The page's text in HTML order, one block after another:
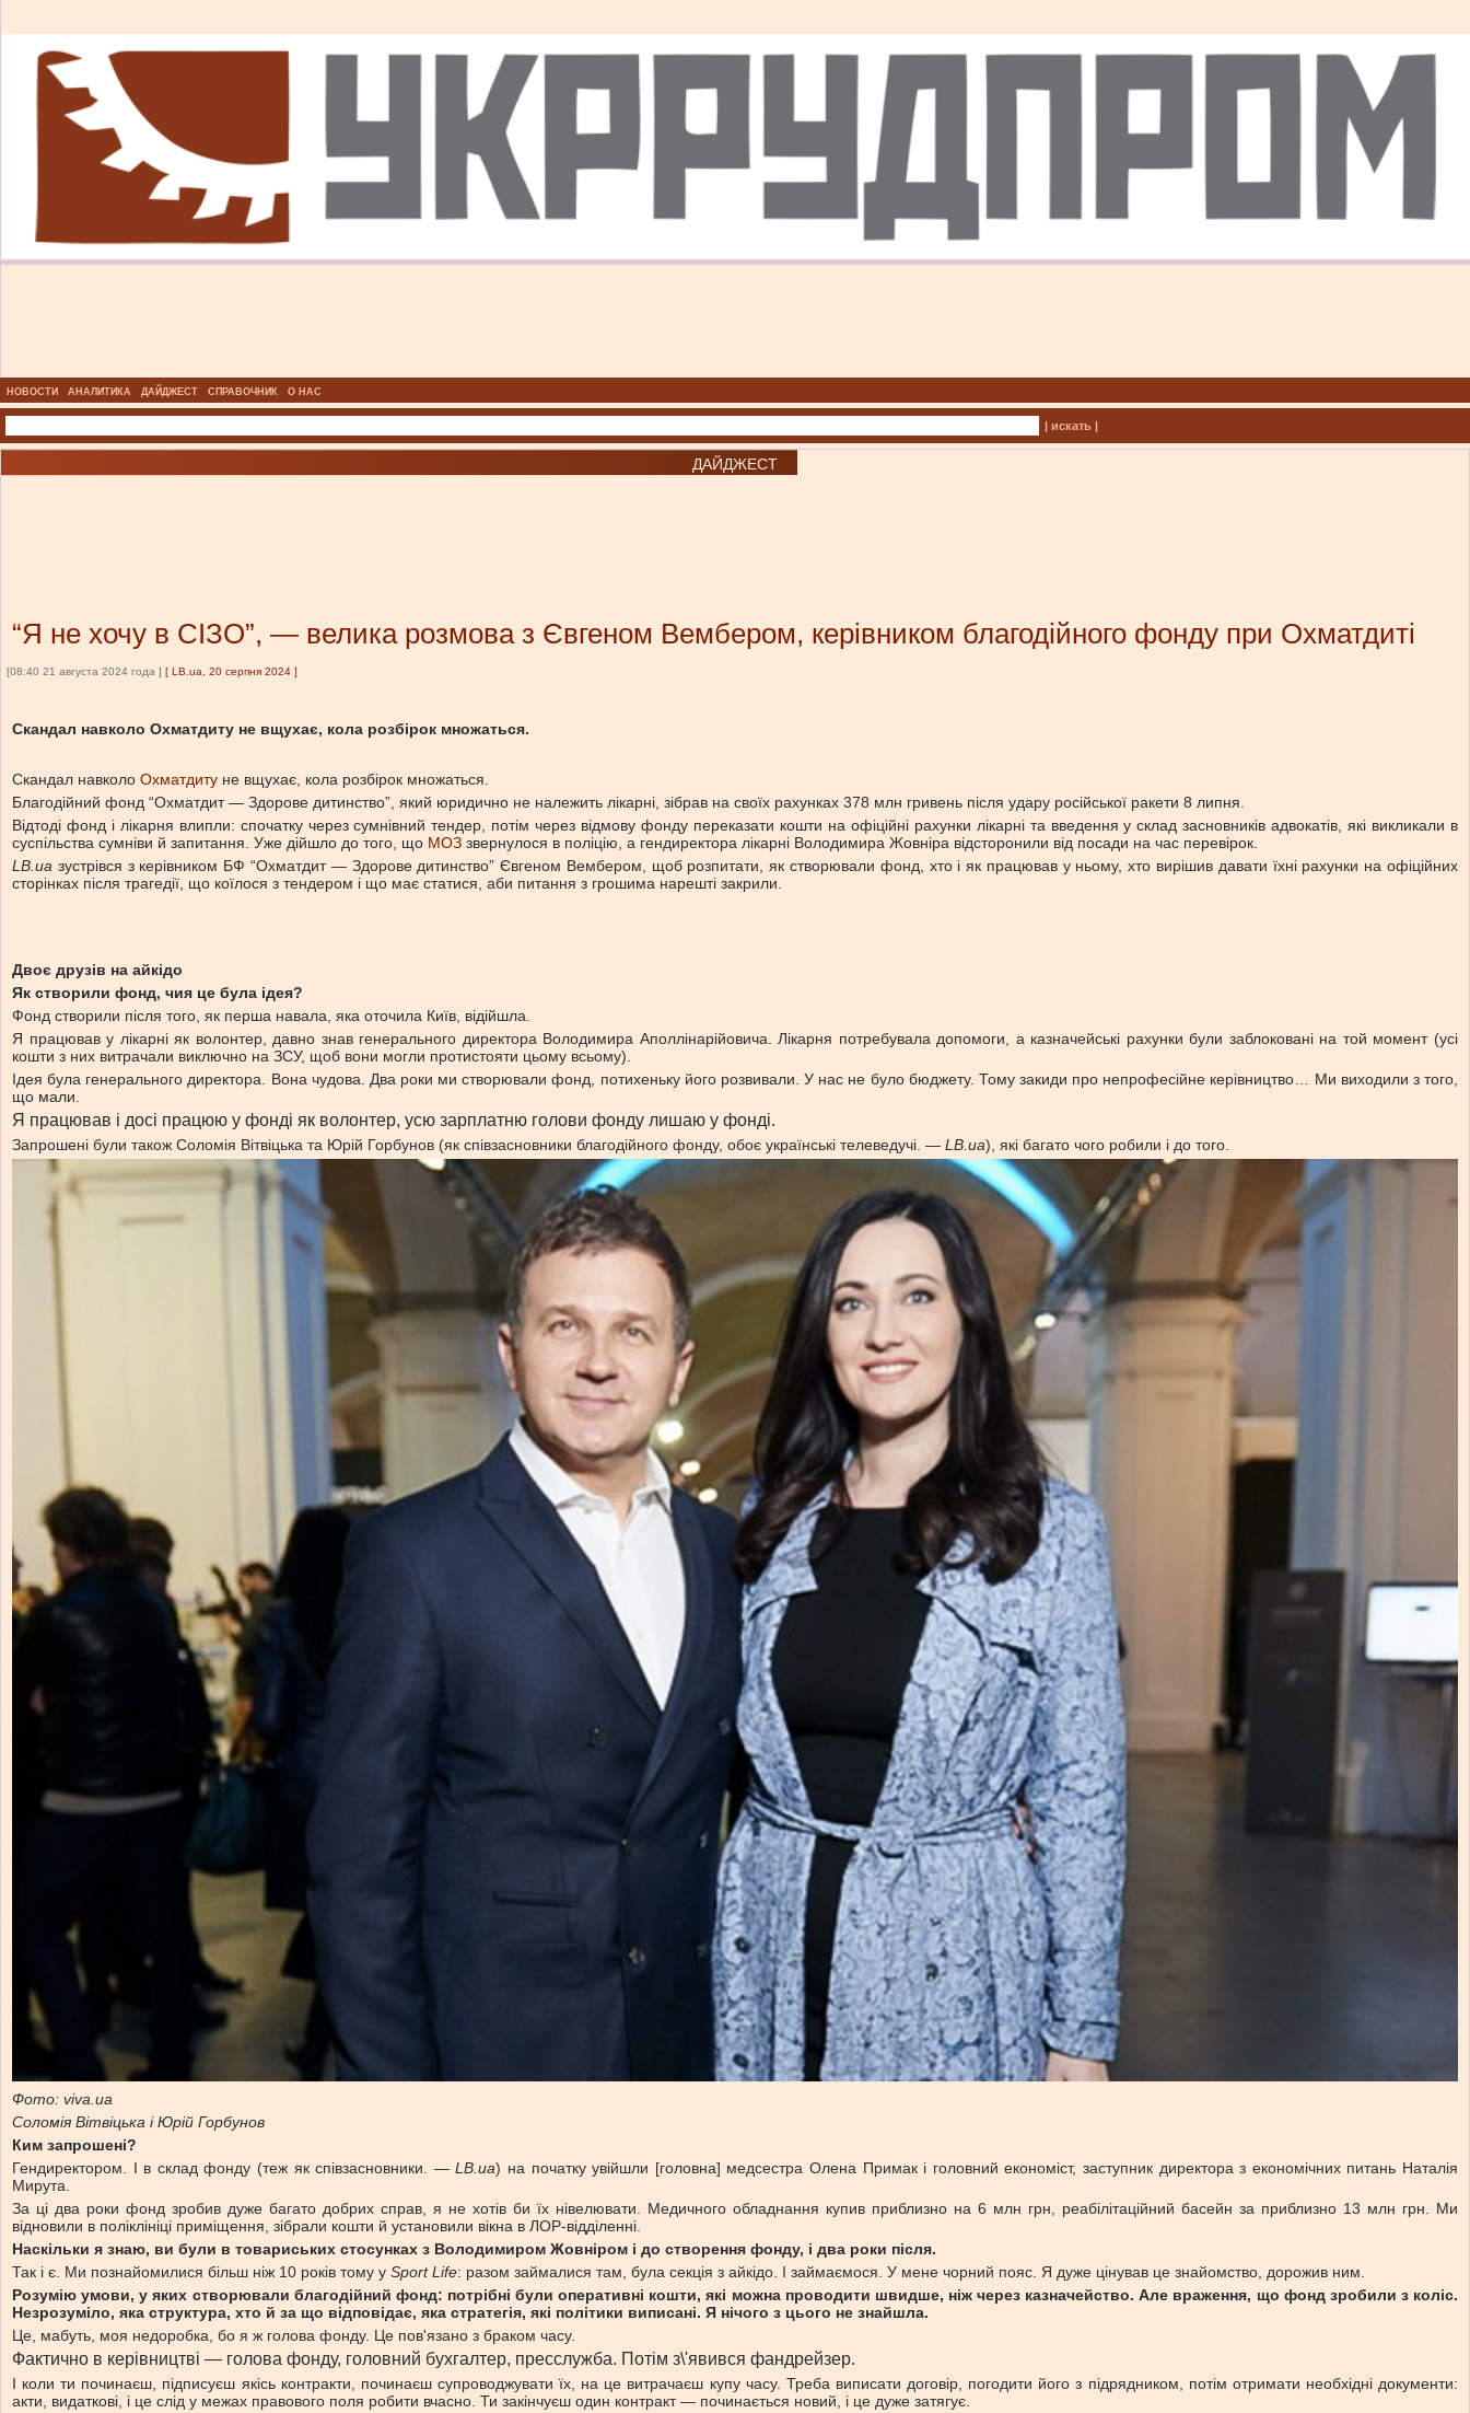
НОВОСТИ АНАЛИТИКА ДАЙДЖЕСТ СПРАВОЧНИК О НАС
| искать |
ДАЙДЖЕСТ
“Я не хочу в СІЗО”, — велика розмова з Євгеном Вембером, керівником благодійного фонду при Охматдиті
[08:40 21 августа 2024 года ] [ LB.ua, 20 серпня 2024 ]
Скандал навколо Охматдиту не вщухає, кола розбірок множаться.
Скандал навколо Охматдиту не вщухає, кола розбірок множаться.
Благодійний фонд “Охматдит — Здорове дитинство”, який юридично не належить лікарні, зібрав на своїх рахунках 378 млн гривень після удару російської ракети 8 липня.
Відтоді фонд і лікарня влипли: спочатку через сумнівний тендер, потім через відмову фонду переказати кошти на офіційні рахунки лікарні та введення у склад засновників адвокатів, які викликали в
суспільства сумніви й запитання. Уже дійшло до того, що МОЗ звернулося в поліцію, а гендиректора лікарні Володимира Жовніра відсторонили від посади на час перевірок.
LB.ua зустрівся з керівником БФ “Охматдит — Здорове дитинство” Євгеном Вембером, щоб розпитати, як створювали фонд, хто і як працював у ньому, хто вирішив давати їхні рахунки на офіційних
сторінках після трагедії, що коїлося з тендером і що має статися, аби питання з грошима нарешті закрили.
Двоє друзів на айкідо
Як створили фонд, чия це була ідея?
Фонд створили після того, як перша навала, яка оточила Київ, відійшла.
Я працював у лікарні як волонтер, давно знав генерального директора Володимира Аполлінарійовича. Лікарня потребувала допомоги, а казначейські рахунки були заблоковані на той момент (усі
кошти з них витрачали виключно на ЗСУ, щоб вони могли протистояти цьому всьому).
Ідея була генерального директора. Вона чудова. Два роки ми створювали фонд, потихеньку його розвивали. У нас не було бюджету. Тому закиди про непрофесійне керівництво… Ми виходили з того,
що мали.
Я працював і досі працюю у фонді як волонтер, усю зарплатню голови фонду лишаю у фонді.
Запрошені були також Соломія Вітвіцька та Юрій Горбунов (як співзасновники благодійного фонду, обоє українські телеведучі. — LB.ua), які багато чого робили і до того.
Фото: viva.ua
Cоломія Вітвіцька і Юрій Горбунов
Ким запрошені?
Гендиректором. І в склад фонду (теж як співзасновники. —LB.ua) на початку увійшли [головна] медсестра Олена Примак і головний економіст, заступник директора з економічних питань Наталія
Мирута.
За ці два роки фонд зробив дуже багато добрих справ, я не хотів би їх нівелювати. Медичного обладнання купив приблизно на 6 млн грн, реабілітаційний басейн за приблизно 13 млн грн. Ми
відновили в поліклініці приміщення, зібрали кошти й установили вікна в ЛОР-відділенні.
Наскільки я знаю, ви були в товариських стосунках з Володимиром Жовніром і до створення фонду, і два роки після.
Так і є. Ми познайомилися більш ніж 10 років тому у Sport Life: разом займалися там, була секція з айкідо. І займаємося. У мене чорний пояс. Я дуже цінував це знайомство, дорожив ним.
Розумію умови, у яких створювали благодійний фонд: потрібні були оперативні кошти, які можна проводити швидше, ніж через казначейство. Але враження, що фонд зробили з коліс.
Незрозуміло, яка структура, хто й за що відповідає, яка стратегія, які політики виписані. Я нічого з цього не знайшла.
Це, мабуть, моя недоробка, бо я ж голова фонду. Це пов'язано з браком часу.
Фактично в керівництві — голова фонду, головний бухгалтер, пресслужба. Потім з\'явився фандрейзер.
І коли ти починаєш, підписуєш якісь контракти, починаєш супроводжувати їх, на це витрачаєш купу часу. Треба виписати договір, погодити його з підрядником, потім отримати необхідні документи:
акти, видаткові, і це слід у межах правового поля робити вчасно. Ти закінчуєш один контракт — починається новий, і це дуже затягує.